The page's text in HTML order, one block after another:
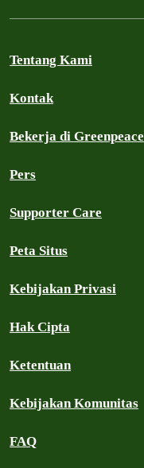
Tentang Kami
Kontak
Bekerja di Greenpeace
Pers
Supporter Care
Peta Situs
Kebijakan Privasi
Hak Cipta
Ketentuan
Kebijakan Komunitas
FAQ